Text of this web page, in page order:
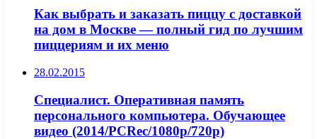
Как выбрать и заказать пиццу с доставкой
на дом в Москве — полный гид по лучшим
пиццериям и их меню
28.02.2015
Специалист. Оперативная память
персонального компьютера. Обучающее
видео (2014/PCRec/1080p/720p)